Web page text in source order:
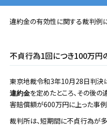
違約金の有効性に関する裁判例に
不貞行為1回につき100万円
東京地裁令和3年10月28日判決
違約金を定めたところ、その後の
害賠償額が600万円に上った事例
裁判所は、短期間に不貞行為が